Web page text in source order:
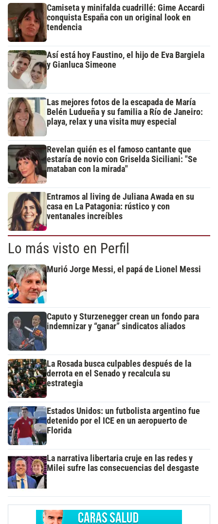
Camiseta y minifalda cuadrillé: Gime Accardi
conquista España con un original look en
tendencia
Así está hoy Faustino, el hijo de Eva Bargiela
y Gianluca Simeone
Las mejores fotos de la escapada de María
Belén Ludueña y su familia a Río de Janeiro:
playa, relax y una visita muy especial
Revelan quién es el famoso cantante que
estaría de novio con Griselda Siciliani: "Se
mataban con la mirada"
Entramos al living de Juliana Awada en su
casa en La Patagonia: rústico y con
ventanales increíbles
Lo más visto en Perfil
Murió Jorge Messi, el papá de Lionel Messi
Caputo y Sturzenegger crean un fondo para
indemnizar y “ganar” sindicatos aliados
La Rosada busca culpables después de la
derrota en el Senado y recalcula su
estrategia
Estados Unidos: un futbolista argentino fue
detenido por el ICE en un aeropuerto de
Florida
La narrativa libertaria cruje en las redes y
Milei sufre las consecuencias del desgaste